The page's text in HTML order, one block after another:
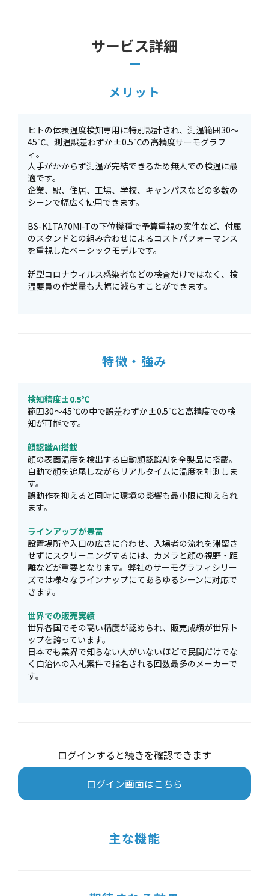
サービス詳細
メリット
ヒトの体表温度検知専用に特別設計され、測温範囲30～
45℃、測温誤差わずか±0.5℃の高精度サーモグラフ
ィ。
人手がかからず測温が完結できるため無人での検温に最
適です。
企業、駅、住居、工場、学校、キャンパスなどの多数の
シーンで幅広く使用できます。
BS-K1TA70MI-Tの下位機種で予算重視の案件など、付属
のスタンドとの組み合わせによるコストパフォーマンス
を重視したベーシックモデルです。
新型コロナウィルス感染者などの検査だけではなく、検
温要員の作業量も大幅に減らすことができます。
特徴・強み
検知精度±0.5℃
範囲30～45℃の中で誤差わずか±0.5℃と高精度での検
知が可能です。
顔認識AI搭載
顔の表面温度を検出する自動顔認識AIを全製品に搭載。
自動で顔を追尾しながらリアルタイムに温度を計測しま
す。
誤動作を抑えると同時に環境の影響も最小限に抑えられ
ます。
ラインアップが豊富
設置場所や入口の広さに合わせ、入場者の流れを滞留さ
せずにスクリーニングするには、カメラと顔の視野・距
離などが重要となります。弊社のサーモグラフィシリー
ズでは様々なラインナップにてあらゆるシーンに対応で
きます。
世界での販売実績
世界各国でその高い精度が認められ、販売成績が世界ト
ップを誇っています。
日本でも業界で知らない人がいないほどで民間だけでな
く自治体の入札案件で指名される回数最多のメーカーで
す。
ログインすると続きを確認できます
ログイン画面はこちら
主な機能